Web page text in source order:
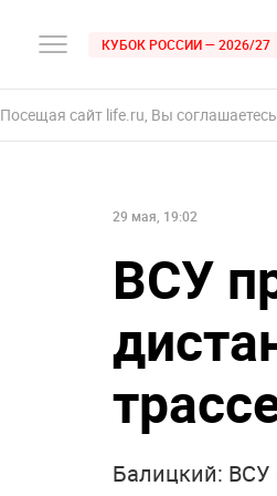
КУБОК РОССИИ — 2026/27
Посещая сайт life.ru, Вы
29 мая, 19:02
ВСУ
Балицкий: ВСУ